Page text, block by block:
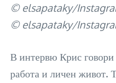
© elsapataky/
© elsapataky/
В интервю Крис
работа и личен живот.